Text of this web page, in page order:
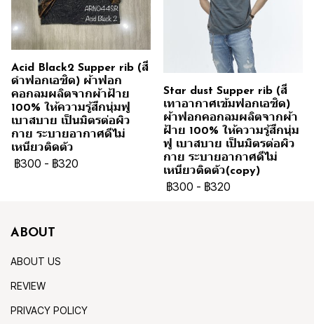
Acid Black2 Supper rib (สี
ดำฟอกเอซิด) ผ้าฟอก
คอกลมผลิตจากผ้าฝ้าย
100% ให้ความรู้สึกนุ่มฟู
เบาสบาย เป็นมิตรต่อผิว
กาย ระบายอากาศดีไม่
เหนียวติดตัว
฿300 - ฿320
Star dust Supper rib (สี
เทาอากาศเข้มฟอกเอซิด)
ผ้าฟอกคอกลมผลิตจากผ้า
ฝ้าย 100% ให้ความรู้สึกนุ่ม
ฟู เบาสบาย เป็นมิตรต่อผิว
กาย ระบายอากาศดีไม่
เหนียวติดตัว(copy)
฿300 - ฿320
ABOUT
ABOUT US
REVIEW
PRIVACY POLICY